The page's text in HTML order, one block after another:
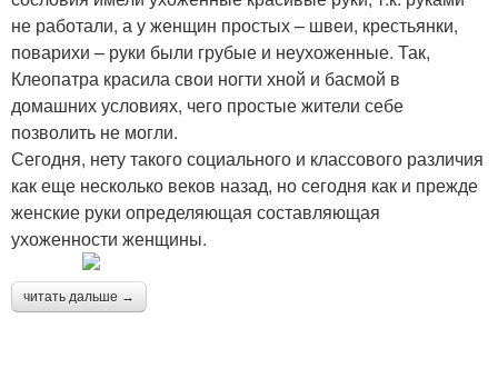
не работали, а у женщин простых – швеи, крестьянки,
поварихи – руки были грубые и неухоженные. Так,
Клеопатра красила свои ногти хной и басмой в
домашних условиях, чего простые жители себе
позволить не могли.
Сегодня, нету такого социального и классового различия
как еще несколько веков назад, но сегодня как и прежде
женские руки определяющая составляющая
ухоженности женщины.
читать дальше →